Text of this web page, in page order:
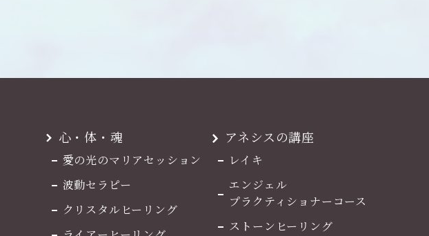
心・体・魂
愛の光のマリアセッション
波動セラピー
クリスタルヒーリング
アネシスの講座
レイキ
エンジェル
プラクティショナーコース
ストーンヒーリング